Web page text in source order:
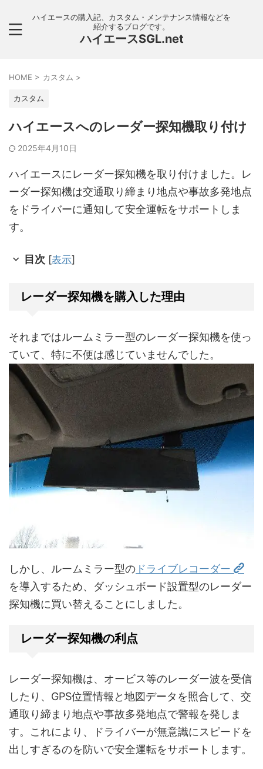
ハイエースの購入記、カスタム・メンテナンス情報などを
紹介するブログです。
ハイエースSGL.net
HOME > カスタム >
カスタム
ハイエースへのレーダー探知機取り付け
2025年4月10日
ハイエースにレーダー探知機を取り付けました。レ
ーダー探知機は交通取り締まり地点や事故多発地点
をドライバーに通知して安全運転をサポートしま
す。
目次 [表示]
レーダー探知機を購入した理由
それまではルームミラー型のレーダー探知機を使っ
ていて、特に不便は感じていませんでした。
しかし、ルームミラー型の ドライブレコーダー
を導入するため、ダッシュボード設置型のレーダー
探知機に買い替えることにしました。
レーダー探知機の利点
レーダー探知機は、オービス等のレーダー波を受信
したり、GPS位置情報と地図データを照合して、交
通取り締まり地点や事故多発地点で警報を発しま
す。これにより、ドライバーが無意識にスピードを
出しすぎるのを防いで安全運転をサポートします。